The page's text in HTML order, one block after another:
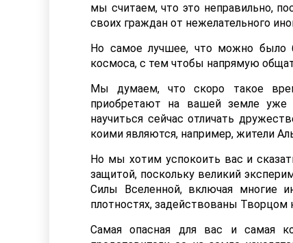
мы считаем, что это неправильно,
своих граждан от нежелательного
Но самое лучшее, что можно было
космоса, с тем чтобы напрямую
Мы думаем, что скоро такое
приобретают на вашей земле уже
научиться сейчас отличать
коими являются, например, жители
Но мы хотим успокоить вас и
защитой, поскольку великий
Силы Вселенной, включая многие
плотностях, задействованы
Самая опасная для вас и самая